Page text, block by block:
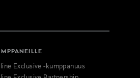
Exclusive -kumppanuus